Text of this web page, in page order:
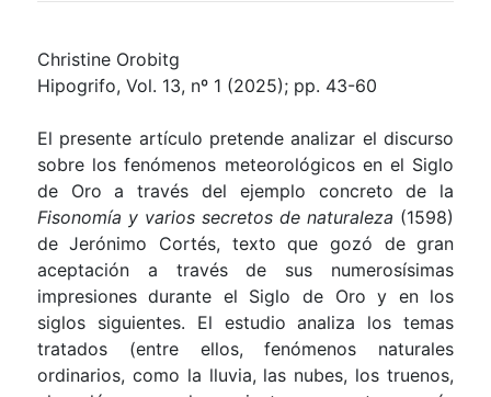
Christine Orobitg
Hipogrifo, Vol. 13, nº 1 (2025); pp. 43-60
El presente artículo pretende analizar el discurso
sobre los fenómenos meteorológicos en el Siglo
de Oro a través del ejemplo concreto de la
Fisonomía y varios secretos de naturaleza (1598)
de Jerónimo Cortés, texto que gozó de gran
aceptación a través de sus numerosísimas
impresiones durante el Siglo de Oro y en los
siglos siguientes. El estudio analiza los temas
tratados (entre ellos, fenómenos naturales
ordinarios, como la lluvia, las nubes, los truenos,